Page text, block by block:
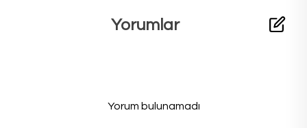
Yorumlar
Yorum bulunamadı